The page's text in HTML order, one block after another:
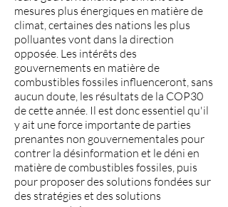
mesures plus énergiques en matière de
climat, certaines des nations les plus
polluantes vont dans la direction
opposée. Les intérêts des
gouvernements en matière de
combustibles fossiles influenceront, sans
aucun doute, les résultats de la COP30
de cette année. Il est donc essentiel qu'il
y ait une force importante de parties
prenantes non gouvernementales pour
contrer la désinformation et le déni en
matière de combustibles fossiles, puis
pour proposer des solutions fondées sur
des stratégies et des solutions